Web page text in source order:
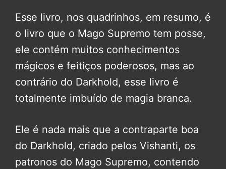
Esse livro, nos quadrinhos, em resumo, é
o livro que o Mago Supremo tem posse,
ele contém muitos conhecimentos
mágicos e feitiços poderosos, mas ao
contrário do Darkhold, esse livro é
totalmente imbuído de magia branca.
Ele é nada mais que a contraparte boa
do Darkhold, criado pelos Vishanti, os
patronos do Mago Supremo, contendo